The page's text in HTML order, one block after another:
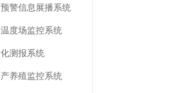
警信息展播系统
度场监控系统
测报系统
养殖监控系统